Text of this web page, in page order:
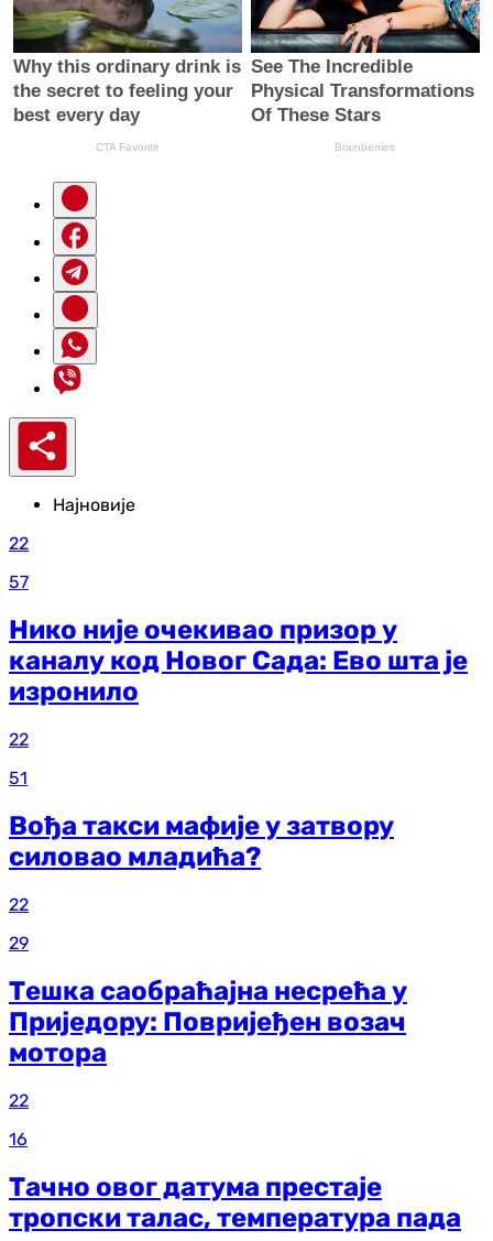
Најновије
22
57
Нико није очекивао призор у
каналу код Новог Сада: Ево шта је
изронило
22
51
Вођа такси мафије у затвору
силовао младића?
22
29
Тешка саобраћајна несрећа у
Приједору: Повријеђен возач
мотора
22
16
Тачно овог датума престаје
тропски талас, температура пада